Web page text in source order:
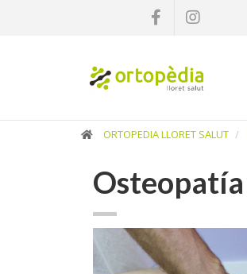
Ortopedia
Catálogo
ORTOPEDIA LLORET SALUT
Osteopatía